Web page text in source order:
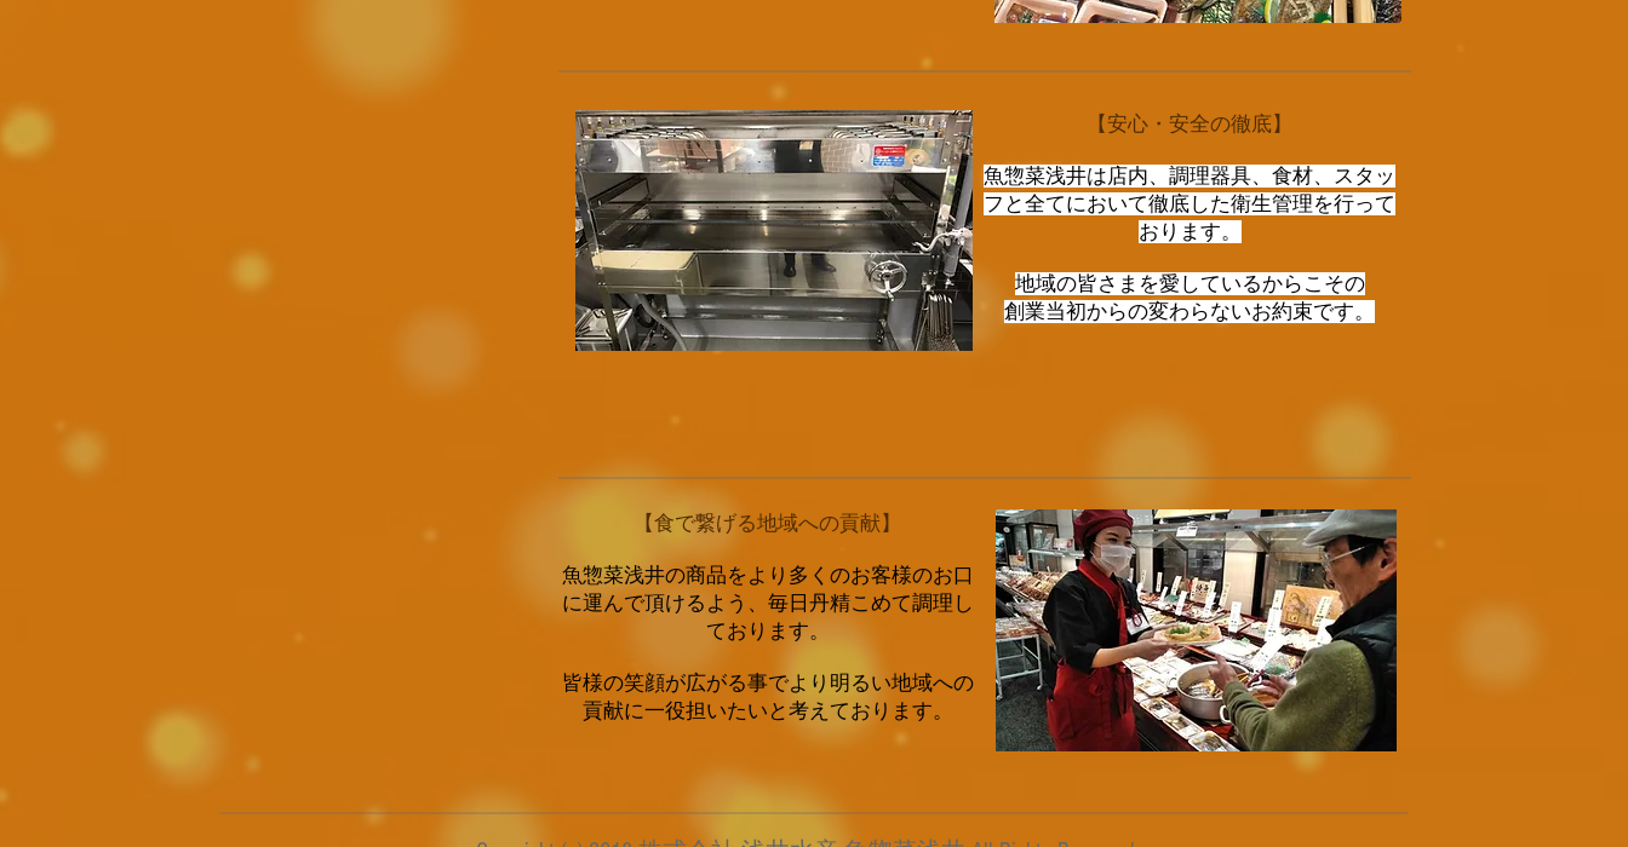
【安心・安全の徹底】
魚惣菜浅井は店内、調理器具、食材、スタッ
フと全てにおいて徹底した衛生管理を行って
おります。
地域の皆さまを愛しているからこその
創業当初からの変わらないお約束です。
【食で繋げる地域への貢献】
魚惣菜浅井の商品をより多くのお客様のお口
に運んで頂けるよう、毎日丹精こめて調理し
ております。
皆様の笑顔が広がる事でより明るい地域への
貢献に一役担いたいと考えております。